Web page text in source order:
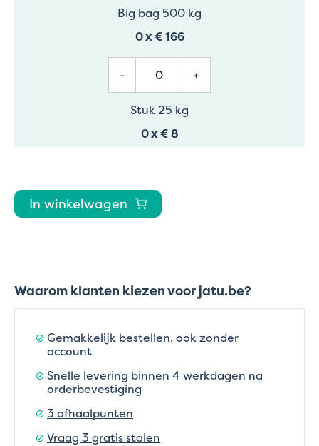
Big bag 500 kg
0x€ 166
- +
Stuk 25 kg
0x€ 8
In winkelwagen
Waarom klanten kiezen voor jatu.be?
Gemakkelijk bestellen, ook zonder
account
Snelle levering binnen 4 werkdagen na
orderbevestiging
3 afhaalpunten
Vraag 3 gratis stalen